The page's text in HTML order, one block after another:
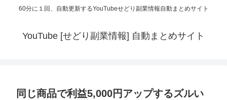
60分に１回、自動更新するYouTubeせどり副業情報自動まとめサイト
YouTube [せどり副業情報] 自動まとめサイト
同じ商品で利益5,000円アップするズルい